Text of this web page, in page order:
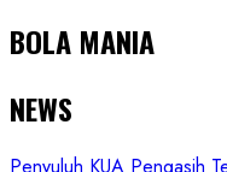
BOLA MANIA
NEWS